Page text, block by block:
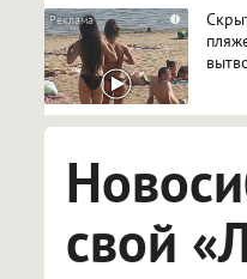
i
свой